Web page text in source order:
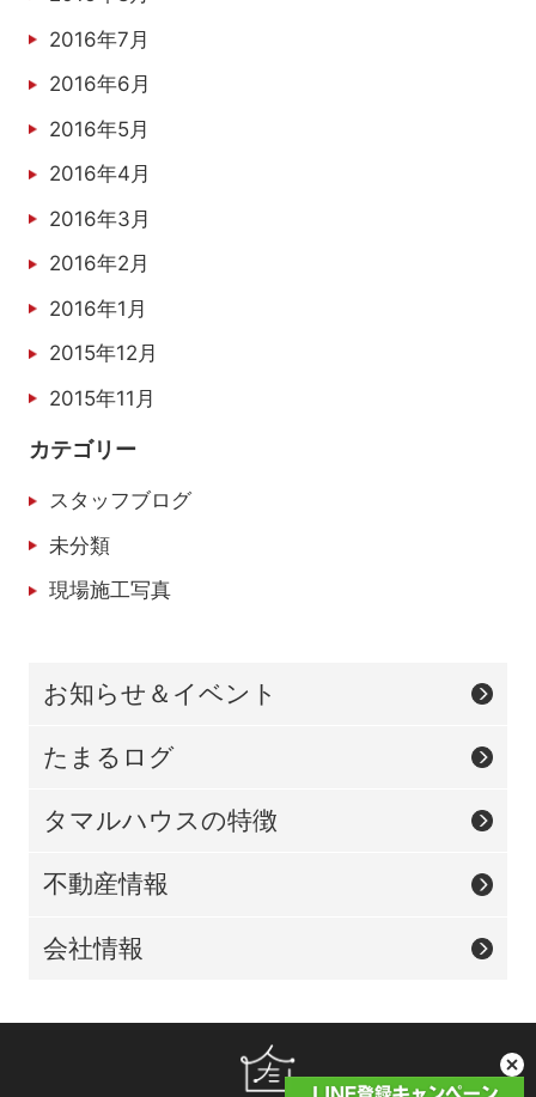
2016年7月
2016年6月
2016年5月
2016年4月
2016年3月
2016年2月
2016年1月
2015年12月
2015年11月
カテゴリー
スタッフブログ
未分類
現場施工写真
お知らせ＆イベント
たまるログ
タマルハウスの特徴
不動産情報
会社情報